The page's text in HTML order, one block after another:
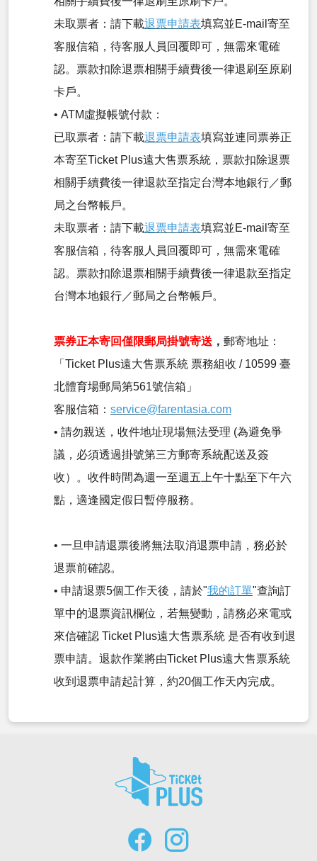
未取票者：請下載退票申請表填寫並E-mail寄至
客服信箱，待客服人員回覆即可，無需來電確
認。票款扣除退票相關手續費後一律退刷至原刷
卡戶。
• ATM虛擬帳號付款：
已取票者：請下載退票申請表填寫並連同票券正
本寄至Ticket Plus遠大售票系統，票款扣除退票
相關手續費後一律退款至指定台灣本地銀行／郵
局之台幣帳戶。
未取票者：請下載退票申請表填寫並E-mail寄至
客服信箱，待客服人員回覆即可，無需來電確
認。票款扣除退票相關手續費後一律退款至指定
台灣本地銀行／郵局之台幣帳戶。
票券正本寄回僅限郵局掛號寄送 ， 郵寄地址：
「Ticket Plus遠大售票系統 票務組收 / 10599 臺
北體育場郵局第561號信箱」
客服信箱： service@farentasia.com
• 請勿親送，收件地址現場無法受理 (為避免爭
議，必須透過掛號第三方郵寄系統配送及簽
收）。收件時間為週一至週五上午十點至下午六
點，適逢國定假日暫停服務。
• 一旦申請退票後將無法取消退票申請，務必於
退票前確認。
• 申請退票5個工作天後，請於"我的訂單"查詢訂
單中的退票資訊欄位，若無變動，請務必來電或
來信確認 Ticket Plus遠大售票系統 是否有收到退
票申請。退款作業將由Ticket Plus遠大售票系統
收到退票申請起計算，約20個工作天內完成。